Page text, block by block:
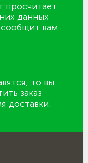
просчитает
данных
вам
то вы
заказ
доставки.